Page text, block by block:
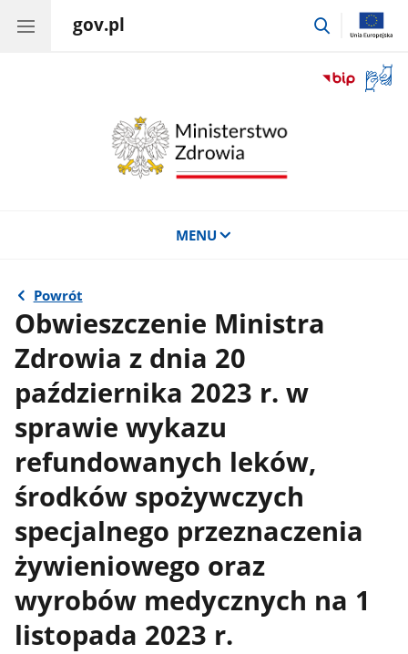
gov.pl
przejdź
okno
MENU
Powrót
Obwieszczenie Ministra
Zdrowia z dnia 20
października 2023 r. w
sprawie wykazu
refundowanych leków,
środków spożywczych
specjalnego przeznaczenia
żywieniowego oraz
wyrobów medycznych na 1
listopada 2023 r.